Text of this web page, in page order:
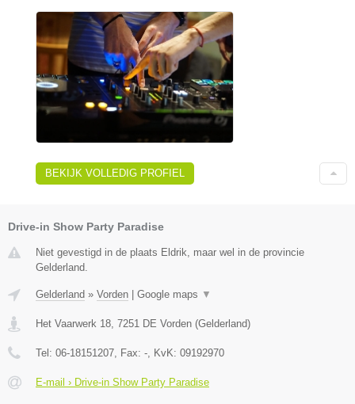
BEKIJK VOLLEDIG PROFIEL
Drive-in Show Party Paradise
Niet gevestigd in de plaats Eldrik, maar wel in de provincie
Gelderland.
Gelderland » Vorden | Google maps ▼
Het Vaarwerk 18 7251 DE Vorden (Gelderland)
Tel: 06-18151207 , Fax: - , KvK: 09192970
E-mail › Drive-in Show Party Paradise